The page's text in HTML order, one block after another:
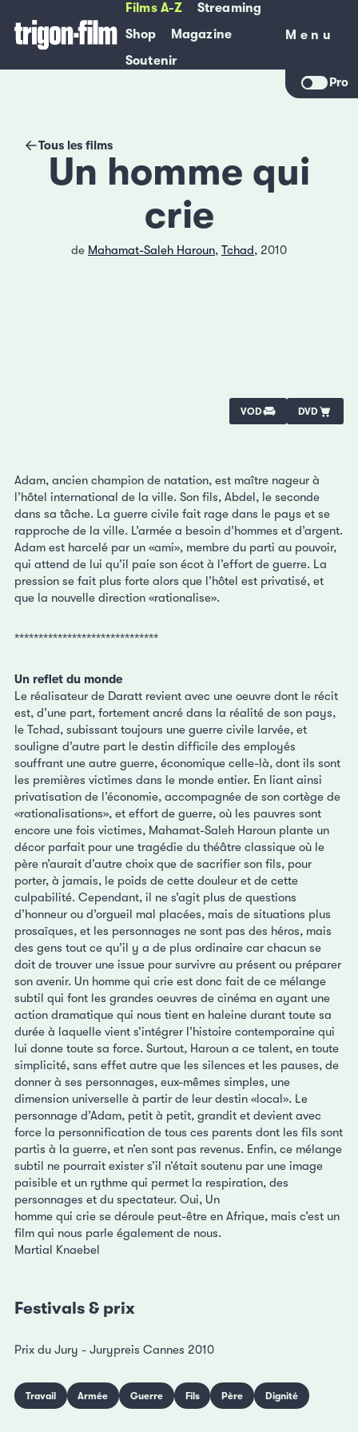
Films A-Z
Streaming
Shop
Magazine
Soutenir
Menu
Menu
Pro
Tous les films
Un homme qui
crie
de Mahamat-Saleh Haroun, Tchad, 2010
VOD DVD
Adam, ancien champion de natation, est maître nageur à
l’hôtel international de la ville. Son fils, Abdel, le seconde
dans sa tâche. La guerre civile fait rage dans le pays et se
rapproche de la ville. L’armée a besoin d’hommes et d’argent.
Adam est harcelé par un «ami», membre du parti au pouvoir,
qui attend de lui qu’il paie son écot à l’effort de guerre. La
pression se fait plus forte alors que l’hôtel est privatisé, et
que la nouvelle direction «rationalise».
******************************
Un reflet du monde
Le réalisateur de Daratt revient avec une oeuvre dont le récit
est, d’une part, fortement ancré dans la réalité de son pays,
le Tchad, subissant toujours une guerre civile larvée, et
souligne d’autre part le destin difficile des employés
souffrant une autre guerre, économique celle-là, dont ils sont
les premières victimes dans le monde entier. En liant ainsi
privatisation de l’économie, accompagnée de son cortège de
«rationalisations», et effort de guerre, où les pauvres sont
encore une fois victimes, Mahamat-Saleh Haroun plante un
décor parfait pour une tragédie du théâtre classique où le
père n’aurait d’autre choix que de sacrifier son fils, pour
porter, à jamais, le poids de cette douleur et de cette
culpabilité. Cependant, il ne s’agit plus de questions
d’honneur ou d’orgueil mal placées, mais de situations plus
prosaïques, et les personnages ne sont pas des héros, mais
des gens tout ce qu’il y a de plus ordinaire car chacun se
doit de trouver une issue pour survivre au présent ou préparer
son avenir. Un homme qui crie est donc fait de ce mélange
subtil qui font les grandes oeuvres de cinéma en ayant une
action dramatique qui nous tient en haleine durant toute sa
durée à laquelle vient s’intégrer l’histoire contemporaine qui
lui donne toute sa force. Surtout, Haroun a ce talent, en toute
simplicité, sans effet autre que les silences et les pauses, de
donner à ses personnages, eux-mêmes simples, une
dimension universelle à partir de leur destin «local». Le
personnage d’Adam, petit à petit, grandit et devient avec
force la personnification de tous ces parents dont les fils sont
partis à la guerre, et n’en sont pas revenus. Enfin, ce mélange
subtil ne pourrait exister s’il n’était soutenu par une image
paisible et un rythme qui permet la respiration, des
personnages et du spectateur. Oui, Un
homme qui crie se déroule peut-être en Afrique, mais c’est un
film qui nous parle également de nous.
Martial Knaebel
Festivals & prix
Prix du Jury - Jurypreis Cannes 2010
Travail Armée Guerre Fils Père Dignité